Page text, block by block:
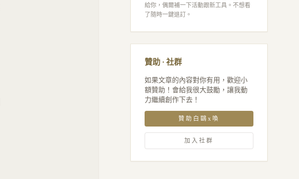
給你，偶爾補一下活動跟新工具。不想看
了隨時一鍵退訂。
贊助 · 社群
如果文章的內容對你有用，歡迎小
額贊助！會給我很大鼓勵，讓我動
力繼續創作下去！
贊助白鷗x喚
加入社群